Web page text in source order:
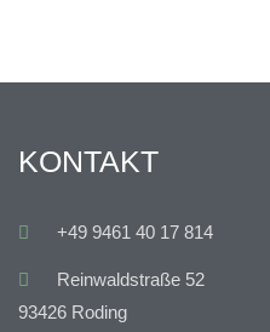
KONTAKT
+49 9461 40 17 814
Reinwaldstraße 52
93426 Roding